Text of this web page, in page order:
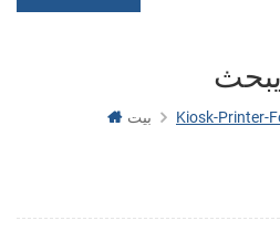
يبحث
بيت Kiosk-Printer-